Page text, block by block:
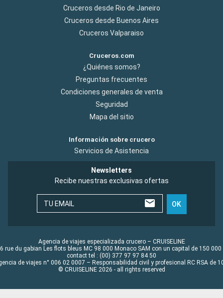
Cruceros desde Rio de Janeiro
Cruceros desde Buenos Aires
Cruceros Valparaiso
Cruceros.com
¿Quiénes somos?
Preguntas frecuentes
Condiciones generales de venta
Seguridad
Mapa del sitio
Información sobre crucero
Servicios de Asistencia
Newsletters
Recibe nuestras exclusivas ofertas
TU EMAIL OK
Agencia de viajes especializada crucero – CRUISELINE
rue du gabian Les flots bleus MC 98 000 Monaco SAM con un capital de 150 000
contact tel : (00) 377 97 97 84 50
de viajes n° 006 02 0007 – Responsabilidad civil y profesional RC RSA de
© CRUISELINE 2026 - all rights reserved